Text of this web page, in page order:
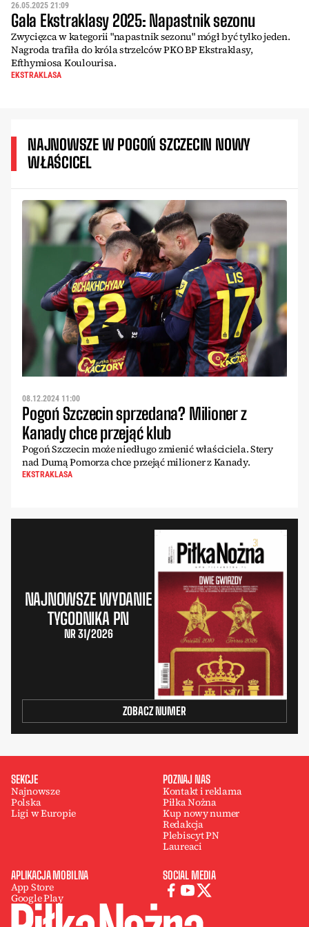
26.05.2025 21:09
Gala Ekstraklasy 2025: Napastnik sezonu
Zwycięzca w kategorii "napastnik sezonu" mógł być tylko jeden.
Nagroda trafiła do króla strzelców PKO BP Ekstraklasy,
Efthymiosa Koulourisa.
EKSTRAKLASA
NAJNOWSZE W POGOŃ SZCZECIN NOWY
WŁAŚCICEL
08.12.2024 11:00
Pogoń Szczecin sprzedana? Milioner z
Kanady chce przejąć klub
Pogoń Szczecin może niedługo zmienić właściciela. Stery
nad Dumą Pomorza chce przejąć milioner z Kanady.
EKSTRAKLASA
NAJNOWSZE WYDANIE
TYGODNIKA PN
NR 31/2026
ZOBACZ NUMER
SEKCJE
Najnowsze
Polska
Ligi w Europie
POZNAJ NAS
Kontakt i reklama
Piłka Nożna
Kup nowy numer
Redakcja
Plebiscyt PN
Laureaci
APLIKACJA MOBILNA
App Store
Google Play
SOCIAL MEDIA